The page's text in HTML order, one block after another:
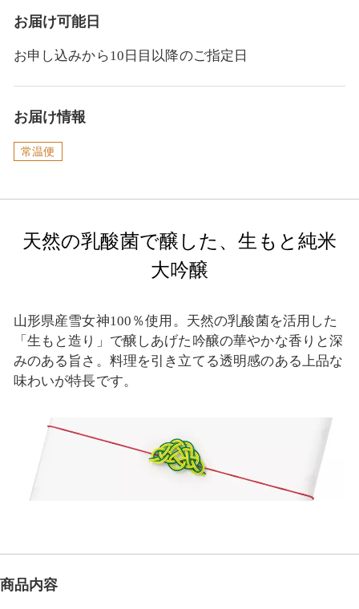
お届け可能日
お申し込みから10日目以降のご指定日
お届け情報
常温便
天然の乳酸菌で醸した、生もと純米
大吟醸
山形県産雪女神100％使用。天然の乳酸菌を活用した
「生もと造り」で醸しあげた吟醸の華やかな香りと深
みのある旨さ。料理を引き立てる透明感のある上品な
味わいが特長です。
商品内容